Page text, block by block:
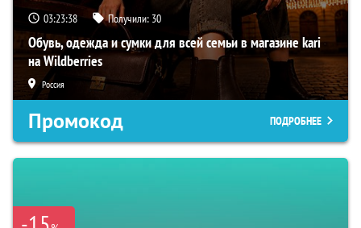
03:23:37 Получили: 30
Обувь, одежда и сумки для всей семьи в магазине kari
на Wildberries
Россия
Промокод ПОДРОБНЕЕ